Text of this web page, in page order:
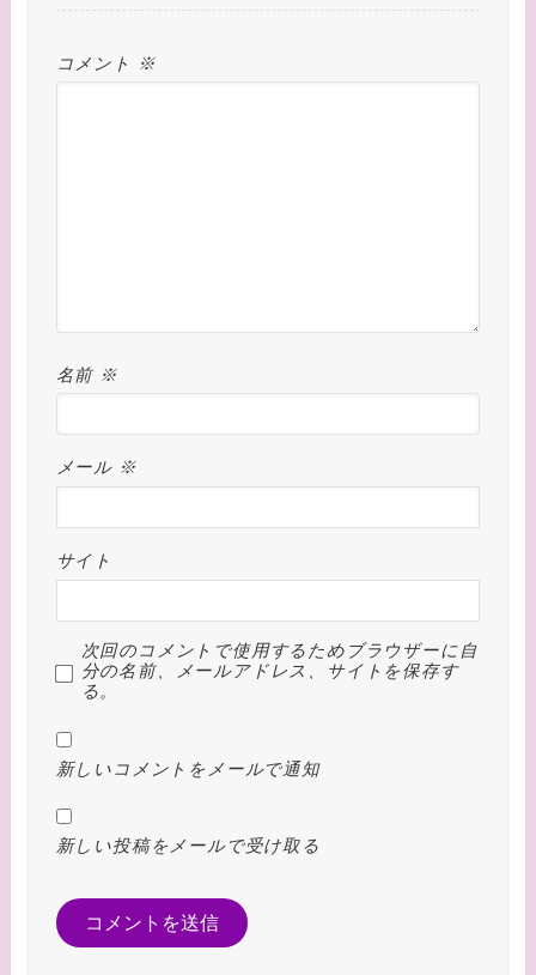
コメント ※
名前 ※
メール ※
サイト
次回のコメントで使用するためブラウザーに自
分の名前、メールアドレス、サイトを保存す
る。
新しいコメントをメールで通知
新しい投稿をメールで受け取る